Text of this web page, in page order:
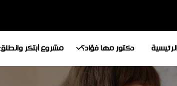
الرئيسية دكتور مها فؤاد؟ مشروع أبتكر وانطلق